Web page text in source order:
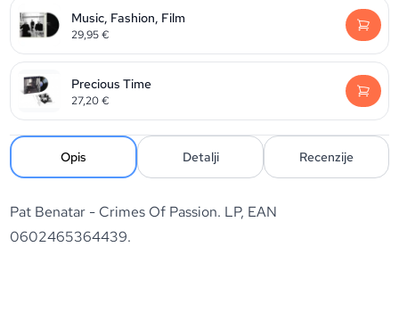
Music, Fashion, Film
29,95€
Precious Time
27,20€
Opis Detalji Recenzije
Pat Benatar - Crimes Of Passion. LP, EAN
0602465364439.